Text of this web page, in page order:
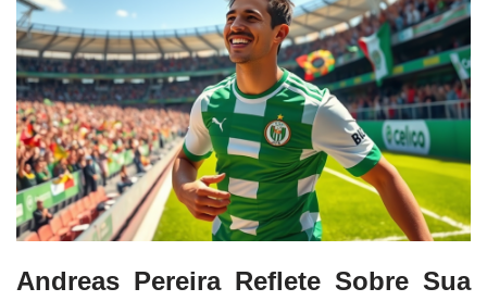
Andreas Pereira Reflete Sobre Sua